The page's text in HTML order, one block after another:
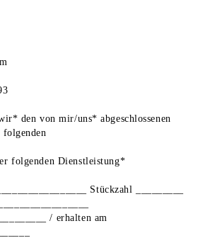
den von mir/uns* abgeschlossenen
folgenden
folgenden Dienstleistung*
Stückzahl _________
/ erhalten am